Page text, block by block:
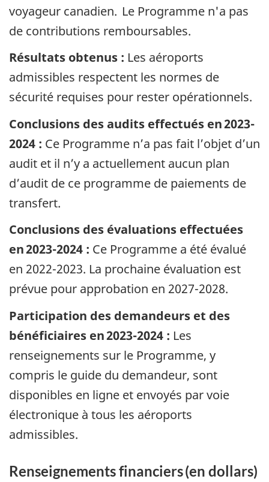
voyageur canadien. Le Programme n'a pas
de contributions remboursables.
Résultats obtenus : Les aéroports
admissibles respectent les normes de
sécurité requises pour rester opérationnels.
Conclusions des audits effectués en 2023-
2024 : Ce Programme n’a pas fait l’objet d’un
audit et il n’y a actuellement aucun plan
d’audit de ce programme de paiements de
transfert.
Conclusions des évaluations effectuées
en 2023-2024 : Ce Programme a été évalué
en 2022-2023. La prochaine évaluation est
prévue pour approbation en 2027-2028.
Participation des demandeurs et des
bénéficiaires en 2023-2024 : Les
renseignements sur le Programme, y
compris le guide du demandeur, sont
disponibles en ligne et envoyés par voie
électronique à tous les aéroports
admissibles.
Renseignements financiers (en dollars)